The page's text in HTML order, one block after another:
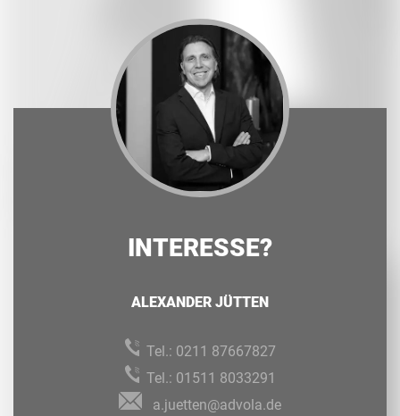
INTERESSE?
ALEXANDER JÜTTEN
Tel.: 0211 87667827
Tel.: 01511 8033291
a.juetten@advola.de